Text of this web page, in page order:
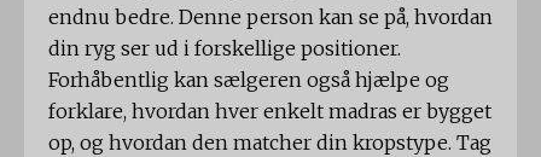
endnu bedre. Denne person kan se på, hvordan
din ryg ser ud i forskellige positioner.
Forhåbentlig kan sælgeren også hjælpe og
forklare, hvordan hver enkelt madras er bygget
op, og hvordan den matcher din kropstype. Tag